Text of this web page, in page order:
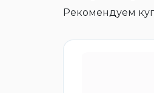
Рекомендуем